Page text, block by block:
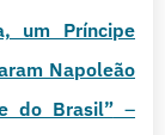
um Príncipe
Napoleão
do Brasil”–